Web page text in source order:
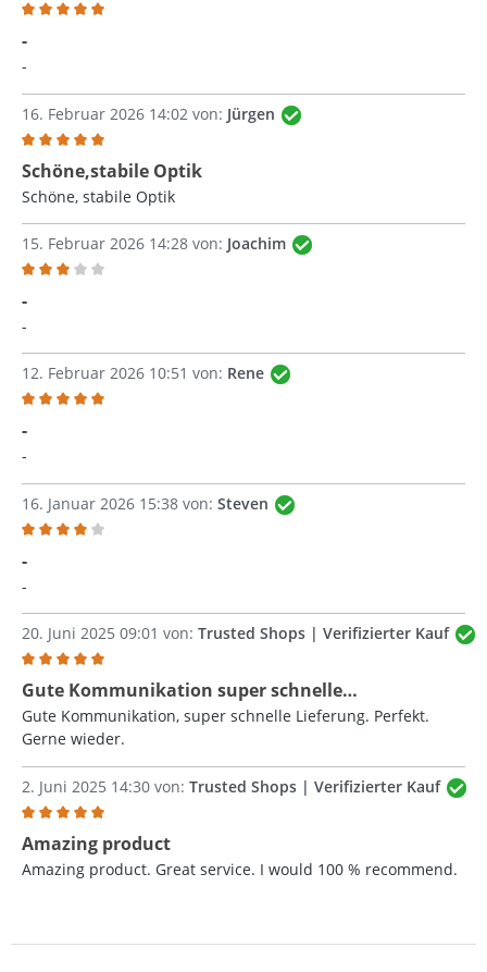
-
-
16. Februar 2026 14:02 von: Jürgen
Bewertung mit 5 von 5 Sternen
Schöne,stabile Optik
Schöne, stabile Optik
15. Februar 2026 14:28 von: Joachim
-
-
12. Februar 2026 10:51 von: Rene
-
-
16. Januar 2026 15:38 von: Steven
-
-
20. Juni 2025 09:01 von: Trusted Shops | Verifizierter Kauf
Bewertung mit 5 von 5 Sternen
Gute Kommunikation super schnelle…
Gute Kommunikation, super schnelle Lieferung. Perfekt.
Gerne wieder.
2. Juni 2025 14:30 von: Trusted Shops | Verifizierter Kauf
Bewertung mit 5 von 5 Sternen
Amazing product
Amazing product. Great service. I would 100 % recommend.